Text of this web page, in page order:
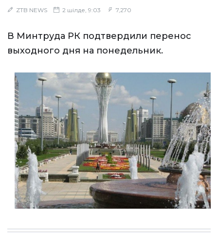
ZTB NEWS 2 шілде, 9:03 7,270
В Минтруда РК подтвердили перенос
выходного дня на понедельник.